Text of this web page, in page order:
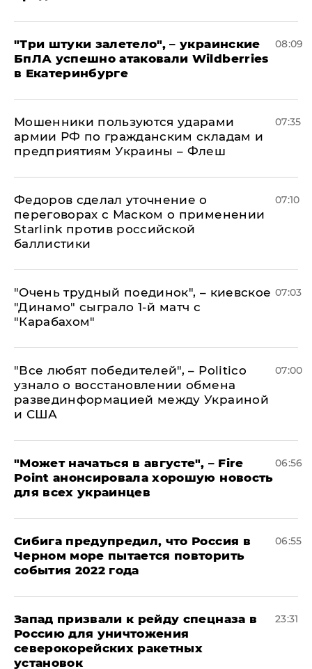
"Три штуки залетело", – украинские
БпЛА успешно атаковали Wildberries
в Екатеринбурге
08:09
Мошенники пользуются ударами
армии РФ по гражданским складам и
предприятиям Украины – Флеш
07:35
Федоров сделал уточнение о
переговорах с Маском о применении
Starlink против российской
баллистики
07:10
"Очень трудный поединок", – киевское
"Динамо" сыграло 1-й матч с
"Карабахом"
07:03
​"Все любят победителей", – Politico
узнало о восстановлении обмена
развединформацией между Украиной
и США
07:00
"Может начаться в августе", – Fire
Point анонсировала хорошую новость
для всех украинцев
06:56
Сибига предупредил, что Россия в
Черном море пытается повторить
события 2022 года
06:55
Запад призвали к рейду спецназа в
Россию для уничтожения
северокорейских ракетных
установок
23:31